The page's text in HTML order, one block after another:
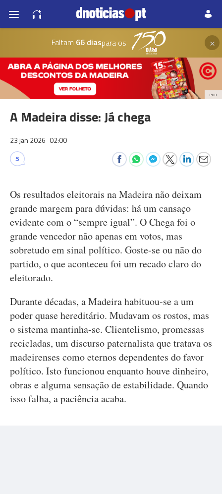
Faltam 66 diaspara os ×
PUB
A Madeira disse: Já chega
23 jan 2026 02:00
5
Os resultados eleitorais na Madeira não deixam
grande margem para dúvidas: há um cansaço
evidente com o “sempre igual”. O Chega foi o
grande vencedor não apenas em votos, mas
sobretudo em sinal político. Goste-se ou não do
partido, o que aconteceu foi um recado claro do
eleitorado.
Durante décadas, a Madeira habituou-se a um
poder quase hereditário. Mudavam os rostos, mas
o sistema mantinha-se. Clientelismo, promessas
recicladas, um discurso paternalista que tratava os
madeirenses como eternos dependentes do favor
político. Isto funcionou enquanto houve dinheiro,
obras e alguma sensação de estabilidade. Quando
isso falha, a paciência acaba.